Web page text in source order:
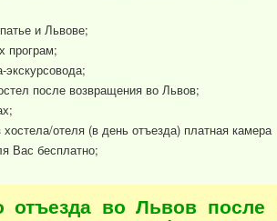
и Львове;
програм;
после возвращения во Львов;
отеля (в день отъезда) платная камера
Вас бесплатно;
во Львов после